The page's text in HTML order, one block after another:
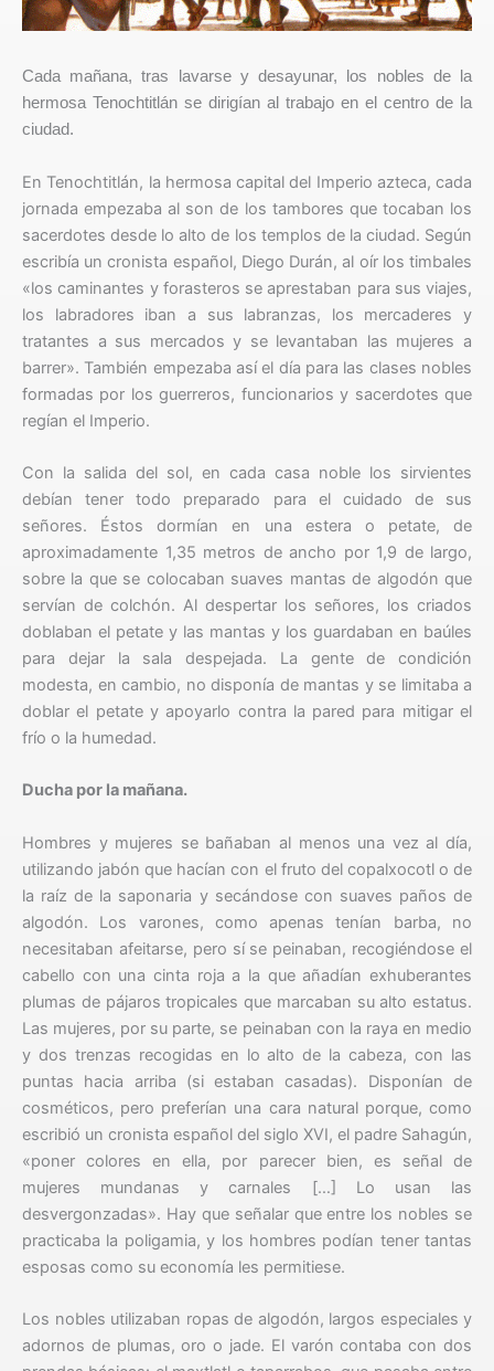
Cada mañana, tras lavarse y desayunar, los nobles de la
hermosa Tenochtitlán se dirigían al trabajo en el centro de la
ciudad.
En Tenochtitlán, la hermosa capital del Imperio azteca, cada
jornada empezaba al son de los tambores que tocaban los
sacerdotes desde lo alto de los templos de la ciudad. Según
escribía un cronista español, Diego Durán, al oír los timbales
«los caminantes y forasteros se aprestaban para sus viajes,
los labradores iban a sus labranzas, los mercaderes y
tratantes a sus mercados y se levantaban las mujeres a
barrer». También empezaba así el día para las clases nobles
formadas por los guerreros, funcionarios y sacerdotes que
regían el Imperio.
Con la salida del sol, en cada casa noble los sirvientes
debían tener todo preparado para el cuidado de sus
señores. Éstos dormían en una estera o petate, de
aproximadamente 1,35 metros de ancho por 1,9 de largo,
sobre la que se colocaban suaves mantas de algodón que
servían de colchón. Al despertar los señores, los criados
doblaban el petate y las mantas y los guardaban en baúles
para dejar la sala despejada. La gente de condición
modesta, en cambio, no disponía de mantas y se limitaba a
doblar el petate y apoyarlo contra la pared para mitigar el
frío o la humedad.
Ducha por la mañana.
Hombres y mujeres se bañaban al menos una vez al día,
utilizando jabón que hacían con el fruto del copalxocotl o de
la raíz de la saponaria y secándose con suaves paños de
algodón. Los varones, como apenas tenían barba, no
necesitaban afeitarse, pero sí se peinaban, recogiéndose el
cabello con una cinta roja a la que añadían exhuberantes
plumas de pájaros tropicales que marcaban su alto estatus.
Las mujeres, por su parte, se peinaban con la raya en medio
y dos trenzas recogidas en lo alto de la cabeza, con las
puntas hacia arriba (si estaban casadas). Disponían de
cosméticos, pero preferían una cara natural porque, como
escribió un cronista español del siglo XVI, el padre Sahagún,
«poner colores en ella, por parecer bien, es señal de
mujeres mundanas y carnales […] Lo usan las
desvergonzadas». Hay que señalar que entre los nobles se
practicaba la poligamia, y los hombres podían tener tantas
esposas como su economía les permitiese.
Los nobles utilizaban ropas de algodón, largos especiales y
adornos de plumas, oro o jade. El varón contaba con dos